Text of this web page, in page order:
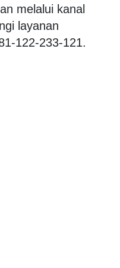
melalui kanal
layanan
122-233-121.